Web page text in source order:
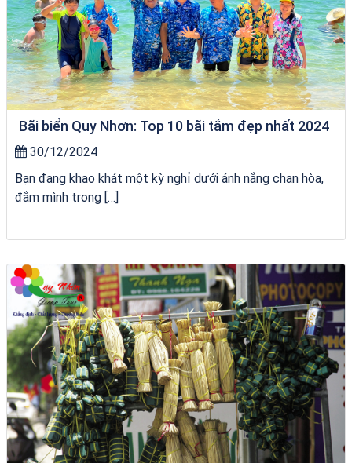
Bãi biển Quy Nhơn: Top 10 bãi tắm đẹp nhất 2024
30/12/2024
Bạn đang khao khát một kỳ nghỉ dưới ánh nắng chan hòa,
đắm mình trong […]
Tour Sóc Trăng Phú Yên